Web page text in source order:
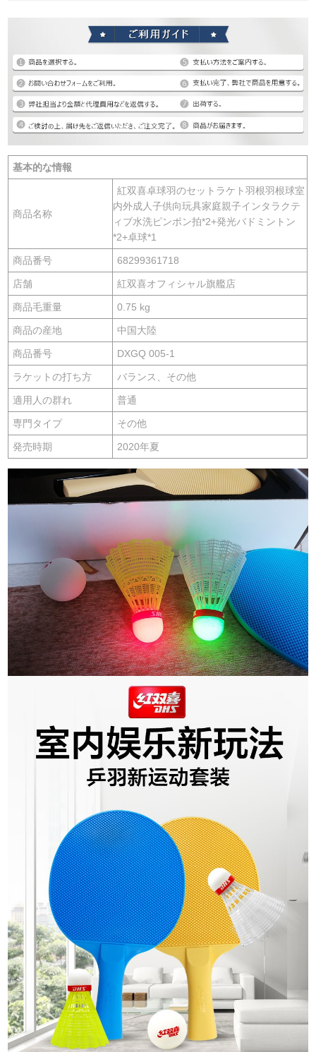
基本的な情報
商品名称
紅双喜卓球羽のセットラケト羽根羽根球室
内外成人子供向玩具家庭親子インタラクテ
ィブ水洗ピンポン拍*2+発光バドミントン
*2+卓球*1
商品番号 68299361718
店舗 紅双喜オフィシャル旗艦店
商品毛重量 0.75 kg
商品の産地 中国大陸
商品番号 DXGQ 005-1
ラケットの打ち方 バランス、その他
適用人の群れ 普通
専門タイプ その他
発売時期 2020年夏